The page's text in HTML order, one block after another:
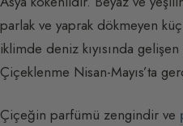
parlak ve yaprak dökmeyen
iklimde deniz kıyısında
Çiçeklenme Nisan-Mayıs’ta
Çiçeğin parfümü zengindir ve